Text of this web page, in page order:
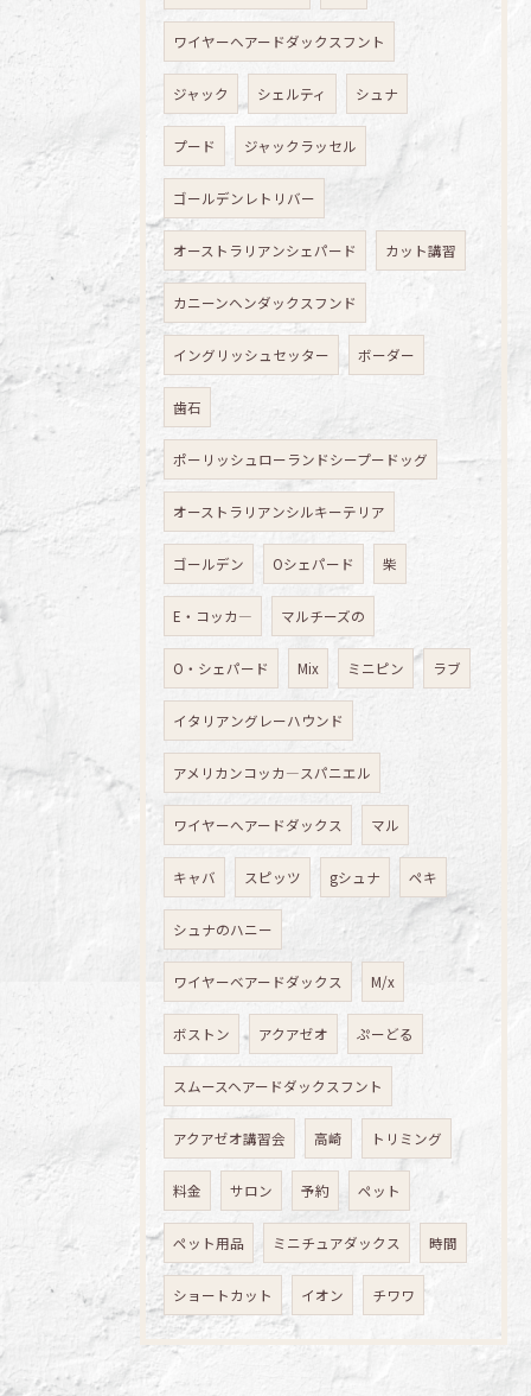
ワイヤーヘアードダックスフント
ジャック シェルティ シュナ
プード ジャックラッセル
ゴールデンレトリバー
オーストラリアンシェパード カット講習
カニーンヘンダックスフンド
イングリッシュセッター ボーダー
歯石
ポーリッシュローランドシープードッグ
オーストラリアンシルキーテリア
ゴールデン Oシェパード 柴
E・コッカ― マルチーズの
O・シェパード Mix ミニピン ラブ
イタリアングレーハウンド
アメリカンコッカ―スパニエル
ワイヤーへアードダックス マル
キャバ スピッツ gシュナ ペキ
シュナのハニー
ワイヤーベアードダックス M/x
ボストン アクアゼオ ぷーどる
スムースヘアードダックスフント
アクアゼオ講習会 高崎 トリミング
料金 サロン 予約 ペット
ペット用品 ミニチュアダックス 時間
ショートカット イオン チワワ